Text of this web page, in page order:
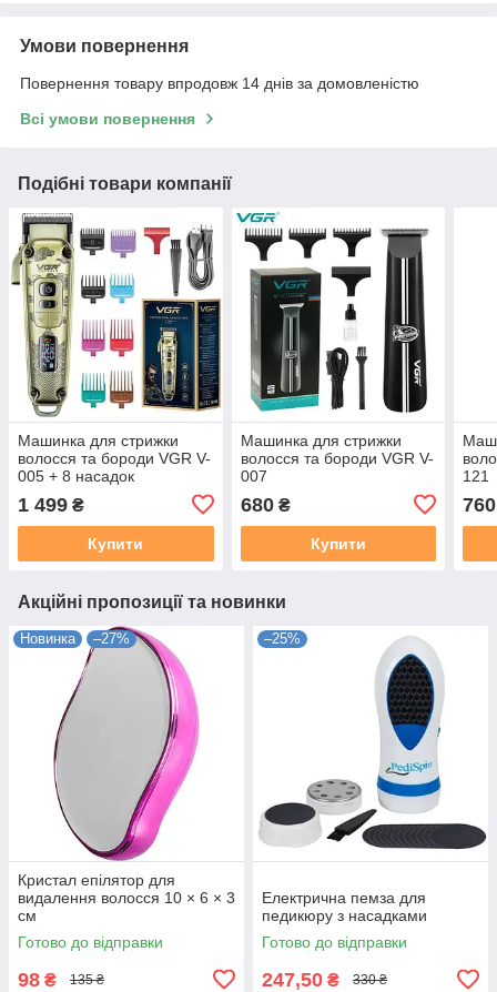
Умови повернення
Повернення товару впродовж 14 днів за домовленістю
Всі умови повернення
Подібні товари компанії
Машинка для стрижки
волосся та бороди VGR V-
005 + 8 насадок
1 499 ₴
Купити
Машинка для стрижки
волосся та бороди VGR V-
007
680₴
Купити
121
760
Акційні пропозиції та новинки
Новинка –27%
Кристал епілятор для
видалення волосся 10 × 6 × 3
см
Готово до відправки
98 ₴ 135 ₴
–25%
Електрична пемза для
педикюру з насадками
Готово до відправки
247,50 ₴ 330 ₴